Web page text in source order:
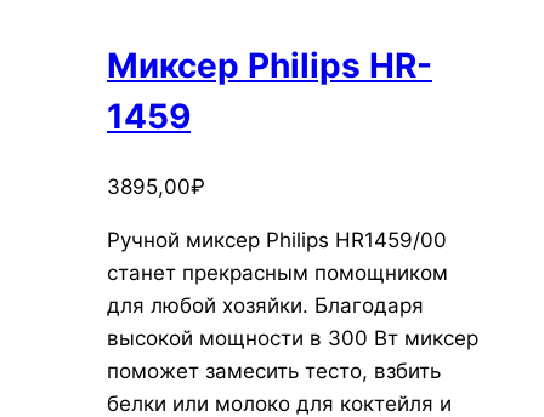
Миксер Philips HR-
1459
3895,00₽
Ручной миксер Philips HR1459/00
станет прекрасным помощником
для любой хозяйки. Благодаря
высокой мощности в 300 Вт миксер
поможет замесить тесто, взбить
белки или молоко для коктейля и